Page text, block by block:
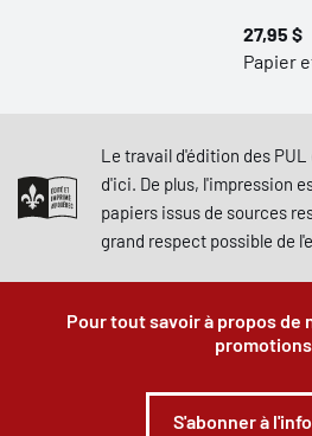
27,95 $
Papier
Le travail d'édition des
d'ici. De plus, l'impression
papiers issus de sources
grand respect possible de
Pour tout savoir à propos de
S'abonner à